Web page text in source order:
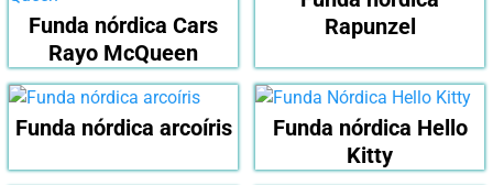
Funda nórdica Cars
Rayo McQueen
Rapunzel
Funda nórdica arcoíris
Funda nórdica Hello
Kitty